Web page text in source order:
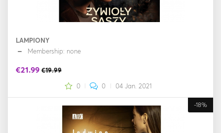
LAMPIONY
Membership: none
€21.99 €19.99
0 0 04 Jan. 2021
-18%